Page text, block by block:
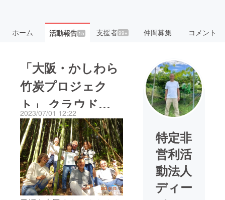
ホーム 活動報告15 支援者99+ 仲間募集 コメント
「大阪・かしわら
竹炭プロジェク
ト」 クラウド
ファンデング終了
しました！
2023/07/01 12:22
特定非
営利活
動法人
ディー